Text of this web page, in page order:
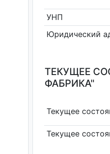
УНП
Юридический
ТЕКУЩЕЕ
ФАБРИКА"
Текущее
Текущее